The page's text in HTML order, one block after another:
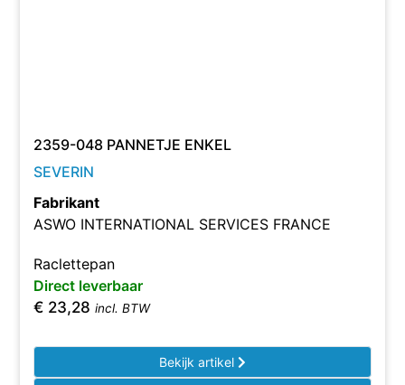
2359-048 PANNETJE ENKEL
SEVERIN
Fabrikant
ASWO INTERNATIONAL SERVICES FRANCE
Raclettepan
Direct leverbaar
€ 23,28 incl. BTW
Bekijk artikel